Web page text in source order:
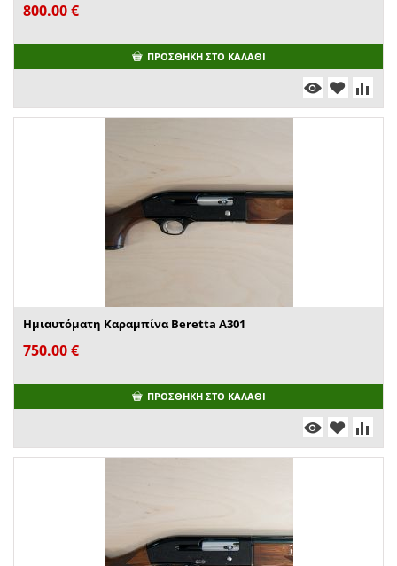
800.00€
ΠΡΟΣΘΉΚΗ ΣΤΟ ΚΑΛΆΘΙ
Ημιαυτόματη Καραμπίνα Beretta A301
750.00€
ΠΡΟΣΘΉΚΗ ΣΤΟ ΚΑΛΆΘΙ